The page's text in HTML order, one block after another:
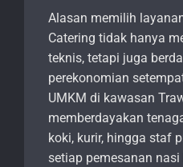
Alasan memilih
Catering tidak hanya
teknis, tetapi juga
perekonomian
UMKM di kawasan
memberdayakan
koki, kurir, hingga staf
setiap pemesanan